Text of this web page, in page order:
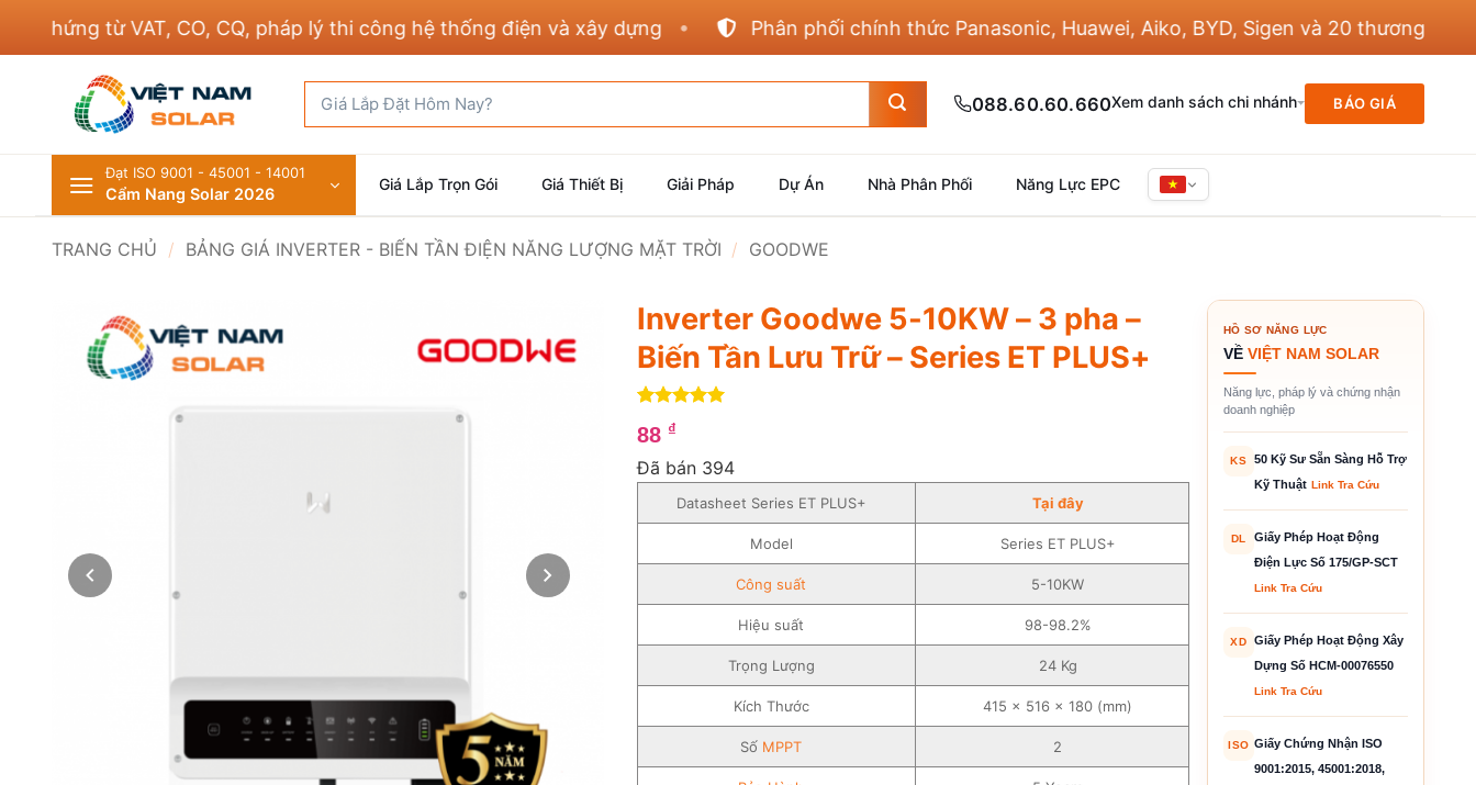
từ VAT, CO, CQ, pháp lý thi công hệ thống điện và xây dựng Phân phối chính thức Panasonic, Huawei, Aiko, BYD, Sigen và 20 thương hiệu khác
kiếm:
088.60.60.660Xem danh sách chi nhánh BÁO GIÁ
Đạt ISO 9001 - 45001 - 14001
Cẩm Nang Solar 2026 Giá Lắp Trọn Gói Giá Thiết Bị Giải Pháp Dự Án Nhà Phân Phối Năng Lực EPC
TRANG CHỦ / BẢNG GIÁ INVERTER - BIẾN TẦN ĐIỆN NĂNG LƯỢNG MẶT TRỜI / GOODWE
Inverter Goodwe 5-10KW – 3 pha –
Biến Tần Lưu Trữ – Series ET PLUS+
trên 5
dựa trên
88 ₫
Đã bán 394
Datasheet Series ET PLUS+ Tại đây
Model Series ET PLUS+
Công suất 5-10KW
Hiệu suất 98-98.2%
Trọng Lượng 24 Kg
Kích Thước 415 × 516 × 180 (mm)
Số MPPT 2
HỒ SƠ NĂNG LỰC
VỀ VIỆT NAM SOLAR
Năng lực, pháp lý và chứng nhận
doanh nghiệp
KS
50 Kỹ Sư Sẵn Sàng Hỗ Trợ
Kỹ Thuật Link Tra Cứu
DL
Giấy Phép Hoạt Động
Điện Lực Số 175/GP-SCT
Link Tra Cứu
XD
Giấy Phép Hoạt Động Xây
Dựng Số HCM-00076550
Link Tra Cứu
ISO Giấy Chứng Nhận ISO
9001:2015, 45001:2018,